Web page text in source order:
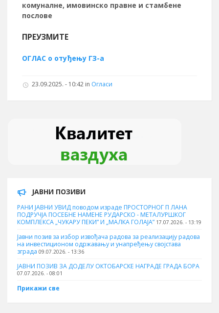
комуналне, имовинско правне и стамбене
послове
ПРЕУЗМИТЕ
ОГЛАС о отуђењу ГЗ-а
23.09.2025. - 10:42 in Огласи
ЈАВНИ ПОЗИВИ
РАНИ ЈАВНИ УВИД поводом израде ПРОСТОРНОГ П ЛАНА
ПОДРУЧЈА ПОСЕБНЕ НАМЕНЕ РУДАРСКО - МЕТАЛУРШКОГ
КОМПЛЕКСА „ЧУКАРУ ПЕКИ” И „МАЛКА ГОЛАЈА” 17.07.2026. - 13:19
Јавни позив за избор извођача радова за реализацију радова
на инвестиционом одржавању и унапређењу својстава
зграда 09.07.2026. - 13:36
ЈАВНИ ПОЗИВ ЗА ДОДЕЛУ ОКТOБАРСКЕ НАГРАДЕ ГРАДА БОРА
07.07.2026. - 08:01
Прикажи све